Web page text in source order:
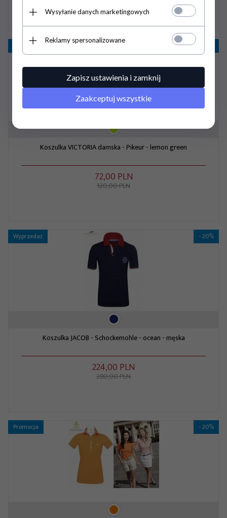
Wyprzedaż
Koszulka VICTORIA damska - Pikeur - lemon green
72,00 PLN
120,00 PLN
Wyprzedaż - 20%
Koszulka JACOB - Schockemohle - ocean - męska
224,00 PLN
280,00 PLN
Promocja - 20%
Wysyłanie danych marketingowych
Reklamy spersonalizowane
Zapisz ustawienia i zamknij
Zaakceptuj wszystkie